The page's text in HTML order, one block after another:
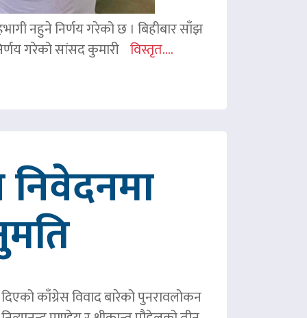
नहुने निर्णय गरेको छ । बिहीबार साँझ
गरेको सांसद कुमारी विस्तृत....
काँग्रेस विवाद बारेको पुनरावलोकन